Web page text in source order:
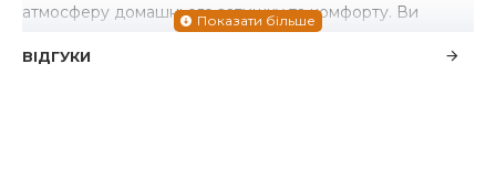
атмосферу домашнього затишку та комфорту. Ви
можете доповнити цей виріб іншими елементами
інтер'єру з нашого каталогу.
ВІДГУКИ